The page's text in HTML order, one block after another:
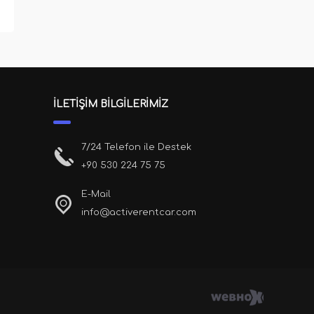
İLETİŞİM BİLGİLERİMİZ
7/24 Telefon ile Destek
+90 530 224 75 75
E-Mail
info@activerentcar.com